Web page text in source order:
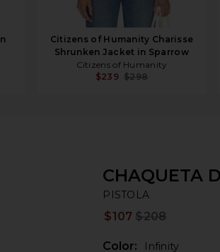
Citizens of Humanity Charisse
Shrunken Jacket in Sparrow
Citizens of Humanity
$239 $298
CHAQUETA
PISTOLA
$107 $208
Color: Infinity